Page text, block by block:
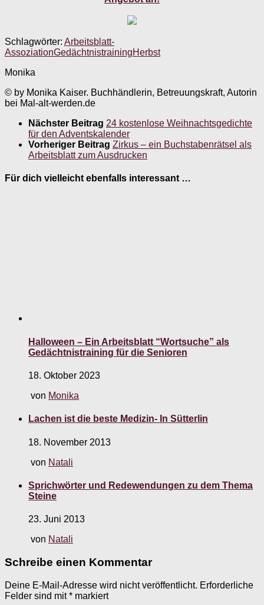
Schlagwörter: Arbeitsblatt-
AssoziationGedächtnistrainingHerbst
Monika
© by Monika Kaiser. Buchhändlerin, Betreuungskraft, Autorin
bei Mal-alt-werden.de
Nächster Beitrag 24 kostenlose Weihnachtsgedichte
für den Adventskalender
Vorheriger Beitrag Zirkus – ein Buchstabenrätsel als
Arbeitsblatt zum Ausdrucken
Für dich vielleicht ebenfalls interessant …
Halloween – Ein Arbeitsblatt “Wortsuche” als
Gedächtnistraining für die Senioren
18. Oktober 2023
von Monika
Lachen ist die beste Medizin- In Sütterlin
18. November 2013
von Natali
Sprichwörter und Redewendungen zu dem Thema
Steine
23. Juni 2013
von Natali
Schreibe einen Kommentar
Deine E-Mail-Adresse wird nicht veröffentlicht. Erforderliche
Felder sind mit* markiert